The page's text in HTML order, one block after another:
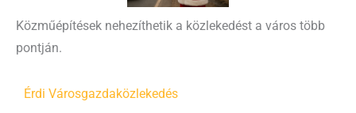
Közműépítések nehezíthetik a közlekedést a város több
pontján.
Érdi Városgazdaközlekedés